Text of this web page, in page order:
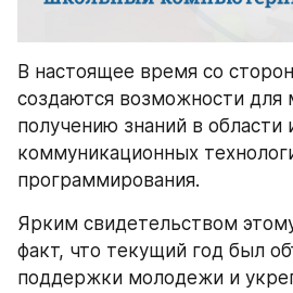
В настоящее время со
создаются возможности для
получению знаний в
коммуникационных
программирования.
Ярким свидетельством
факт, что текущий год был
поддержки молодежи и